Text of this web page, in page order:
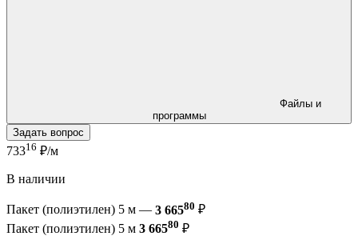
программы
Задать вопрос
73316 ₽/м
В наличии
Пакет (полиэтилен) 5 м — 3 66580 ₽
Пакет (полиэтилен) 5 м 3 66580 ₽